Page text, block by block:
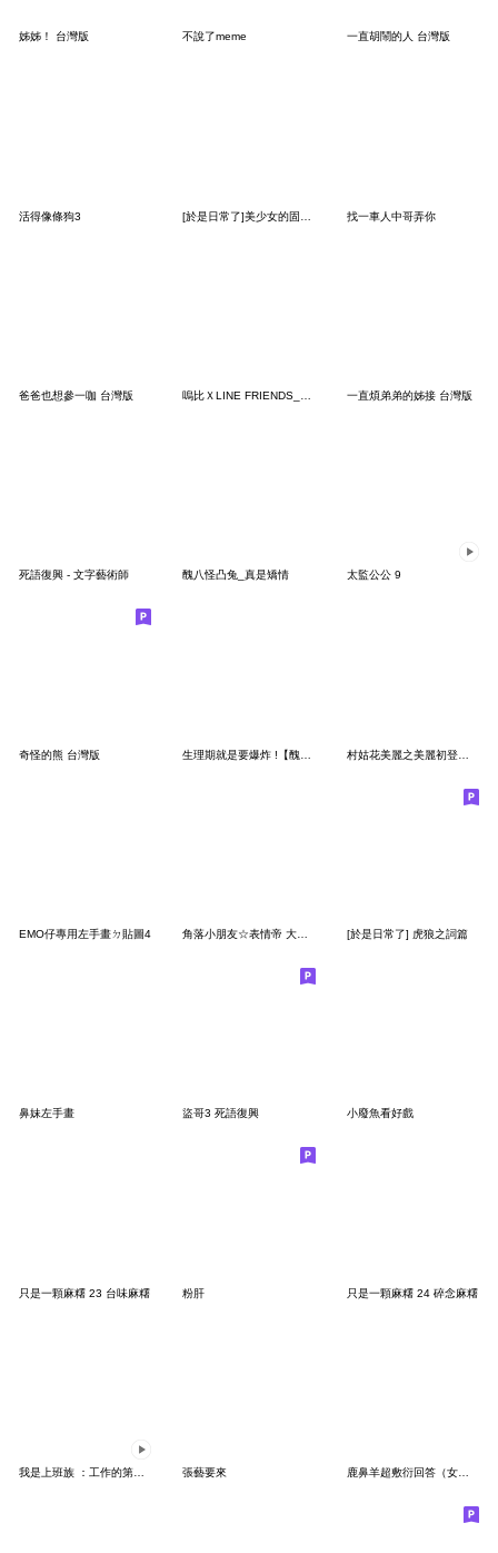
姊姊！ 台灣版 不說了meme 一直胡鬧的人 台灣版
活得像條狗3 找一車人中哥弄你
爸爸也想參一咖 台灣版 一直煩弟弟的姊接 台灣版
死語復興 - 文字藝術師 醜八怪凸兔_真是矯情 太監公公 9
奇怪的熊 台灣版 村姑花美麗之美麗初登場搞怪迷因風
EMO仔專用左手畫ㄉ貼圖4 [於是日常了] 虎狼之詞篇
鼻妹左手畫 盜哥3 死語復興 小廢魚看好戲
只是一顆麻糬 23 台味麻糬 粉肝 只是一顆麻糬 24 碎念麻糬
張藝要來 鹿鼻羊超敷衍回答（女生篇）